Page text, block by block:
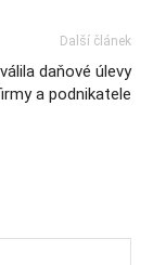
Další článek
daňové úlevy
a podnikatele